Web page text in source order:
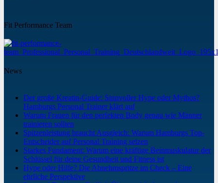
Fit Performance Team
News
Der große Kreatin-Guide: Sinnvoller Hype oder Mythos?
Hamburgs Personal Trainer klärt auf
Warum Frauen für den perfekten Body genau wie Männer
trainieren sollten
Spitzenleistung braucht Ausgleich: Warum Hamburgs Top-
Entscheider auf Personal Training setzen
Starkes Fundament: Warum eine kräftige Beinmuskulatur der
Schlüssel für deine Gesundheit und Fitness ist
Hype oder Hilfe? Die Abnehmspritze im Check – Eine
ehrliche Perspektive